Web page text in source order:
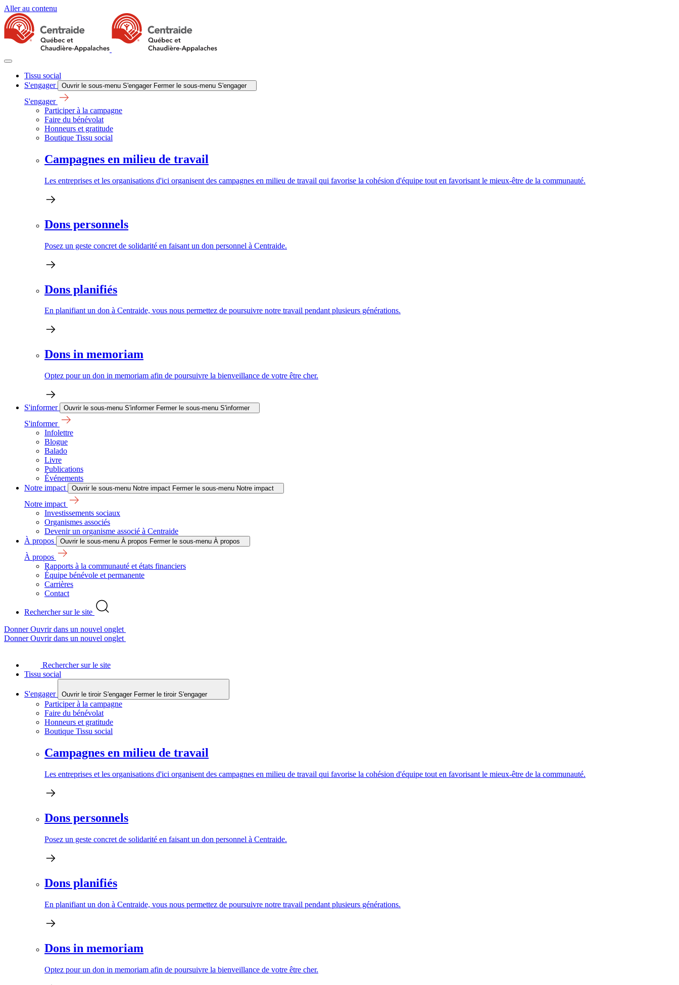
Aller au contenu
Tissu social
S'engager
Ouvrir le sous-menu S'engager Fermer le sous-menu S'engager
S'engager
Participer à la campagne
Faire du bénévolat
Honneurs et gratitude
Boutique Tissu social
Campagnes en milieu de travail
Les entreprises et les organisations d'ici organisent des campagnes en milieu de travail qui favorise la cohésion d'équipe tout en favorisant le mieux-être de la communauté.
Dons personnels
Posez un geste concret de solidarité en faisant un don personnel à Centraide.
Dons planifiés
En planifiant un don à Centraide, vous nous permettez de poursuivre notre travail pendant plusieurs générations.
Dons in memoriam
Optez pour un don in memoriam afin de poursuivre la bienveillance de votre être cher.
S'informer Ouvrir le sous-menu S'informer Fermer le sous-menu S'informer
S'informer
Infolettre
Blogue
Balado
Livre
Publications
Événements
Notre impact
Ouvrir le sous-menu Notre impact Fermer le sous-menu Notre impact
Notre impact
Investissements sociaux
Organismes associés
Devenir un organisme associé à Centraide
À propos
Ouvrir le sous-menu À propos Fermer le sous-menu À propos
À propos
Rapports à la communauté et états financiers
Équipe bénévole et permanente
Carrières
Contact
Rechercher sur le site
DonnerOuvrir dans un nouvel onglet
DonnerOuvrir dans un nouvel onglet
Rechercher sur le site
Tissu social
S'engager Ouvrir le tiroir S'engager Fermer le tiroir S'engager
Participer à la campagne
Faire du bénévolat
Honneurs et gratitude
Boutique Tissu social
Campagnes en milieu de travail
Les entreprises et les organisations d'ici organisent des campagnes en milieu de travail qui favorise la cohésion d'équipe tout en favorisant le mieux-être de la communauté.
Dons personnels
Posez un geste concret de solidarité en faisant un don personnel à Centraide.
Dons planifiés
En planifiant un don à Centraide, vous nous permettez de poursuivre notre travail pendant plusieurs générations.
Dons in memoriam
Optez pour un don in memoriam afin de poursuivre la bienveillance de votre être cher.